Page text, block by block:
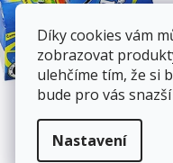
Díky cookies vám
zobrazovat
ulehčíme tím, že si
bude pro vás
Nastavení